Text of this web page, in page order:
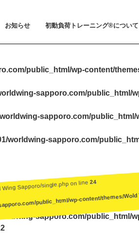
お知らせ
お知らせ
メディア掲載
初動負荷トレーニング®について
初動負荷トレーニング®とは
小山 裕史博士のご紹介
BeMoLo®シューズについて
public_html/wp-content/
sapporo.com/public_html/
sapporo.com/
worldwing-sapporo.com/
sapporo.com/public_html/
Sapporo/single.php on line24
public_html/wp-content/themes/